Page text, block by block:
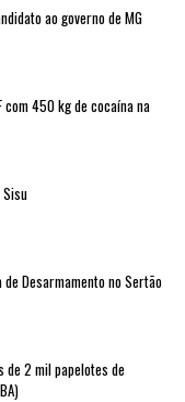
ao governo de MG
com 450 kg de cocaína na
Sisu
de Desarmamento no Sertão
de 2 mil papelotes de